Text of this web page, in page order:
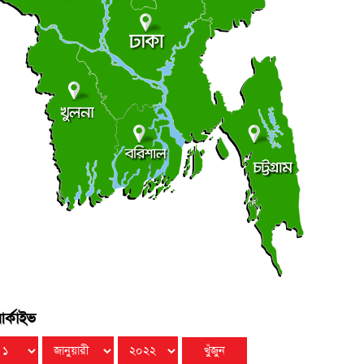
ছাত্র রাজনীতি
● ৬ আগস্ট ২০২৬
সচিবালয়মুখী মিছিল, জামায়াত জোট পুলিশের মৃদু ধাক্কাধাক্কি
● ৬ আগস্ট ২০২৬
লালমোহনে ফেয়ার ডায়াগনস্টিক সেন্টারের উদ্বোধন
● ৬ আগস্ট ২০২৬